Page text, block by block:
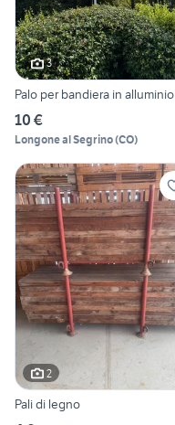
3
Palo per bandiera in alluminio
10 €
Longone al Segrino(CO)
2
Pali di legno